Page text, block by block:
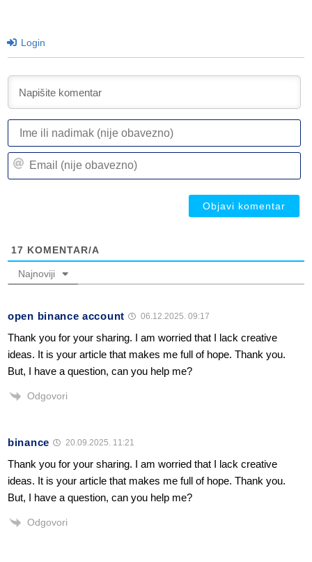
Login
17 KOMENTAR/A
Najnoviji
open binance account 06.12.2025. 09:17
Thank you for your sharing. I am worried that I lack creative
ideas. It is your article that makes me full of hope. Thank you.
But, I have a question, can you help me?
Odgovori
binance 20.09.2025. 11:21
Thank you for your sharing. I am worried that I lack creative
ideas. It is your article that makes me full of hope. Thank you.
But, I have a question, can you help me?
Odgovori